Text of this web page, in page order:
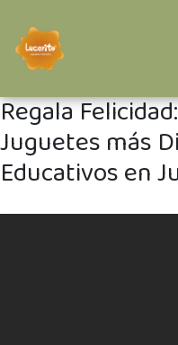
Regala
Juguetes más
Educativos en